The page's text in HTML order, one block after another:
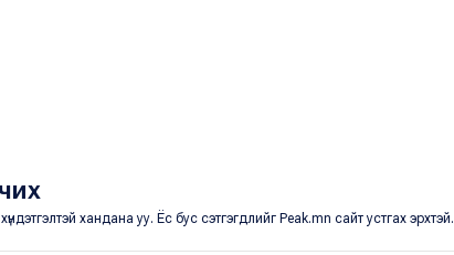
хандана уу. Ёс бус сэтгэгдлийг Peak.mn сайт устгах эрхтэй.